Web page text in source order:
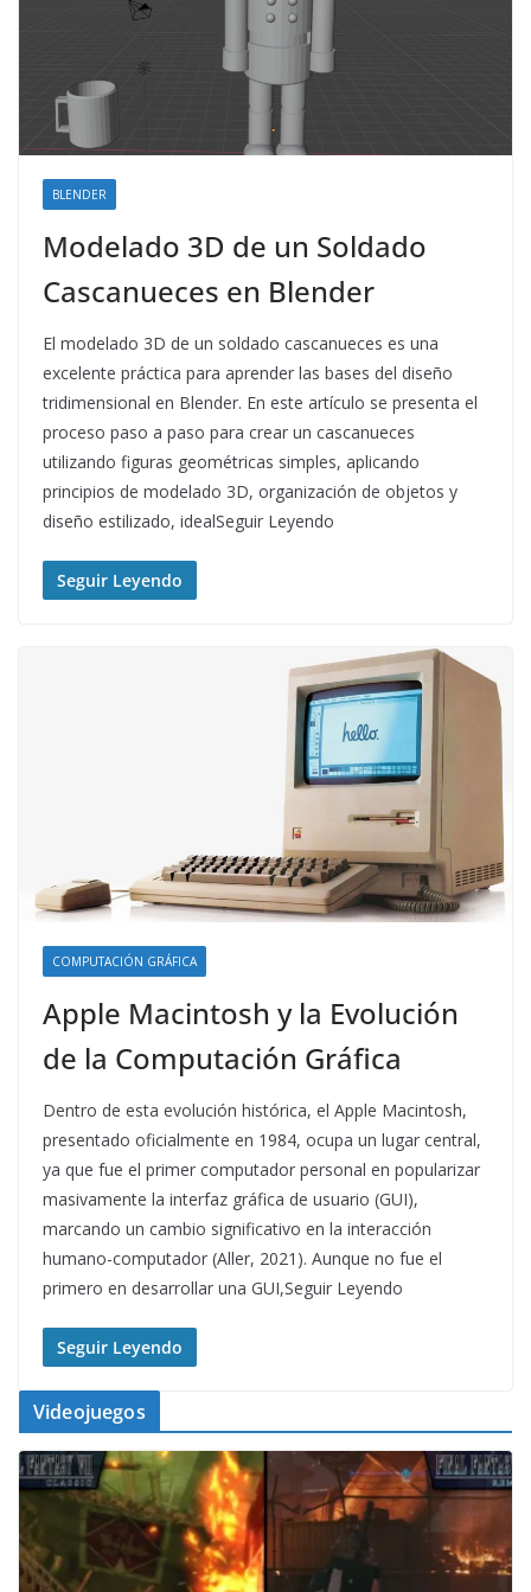
BLENDER
Modelado 3D de un Soldado
Cascanueces en Blender
El modelado 3D de un soldado cascanueces es una
excelente práctica para aprender las bases del diseño
tridimensional en Blender. En este artículo se presenta el
proceso paso a paso para crear un cascanueces
utilizando figuras geométricas simples, aplicando
principios de modelado 3D, organización de objetos y
diseño estilizado, idealSeguir Leyendo
Seguir Leyendo
COMPUTACIÓN GRÁFICA
Apple Macintosh y la Evolución
de la Computación Gráfica
Dentro de esta evolución histórica, el Apple Macintosh,
presentado oficialmente en 1984, ocupa un lugar central,
ya que fue el primer computador personal en popularizar
masivamente la interfaz gráfica de usuario (GUI),
marcando un cambio significativo en la interacción
humano-computador (Aller, 2021). Aunque no fue el
primero en desarrollar una GUI,Seguir Leyendo
Seguir Leyendo
Videojuegos